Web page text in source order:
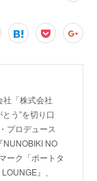
社「株式会社
う”を切り口
プロデュース
NUNOBIKI NO
ーク「ポートタ
』、